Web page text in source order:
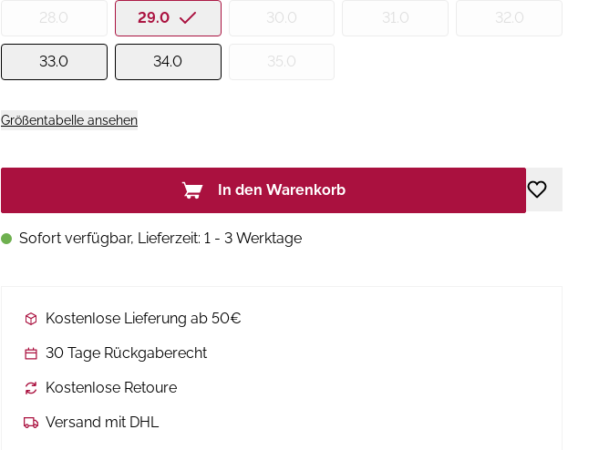
28.0 29.0 30.0 31.0 32.0
33.0 34.0 35.0
Größentabelle ansehen
In den Warenkorb
Sofort verfügbar, Lieferzeit: 1 - 3 Werktage
Kostenlose Lieferung ab 50€
30 Tage Rückgaberecht
Kostenlose Retoure
Versand mit DHL